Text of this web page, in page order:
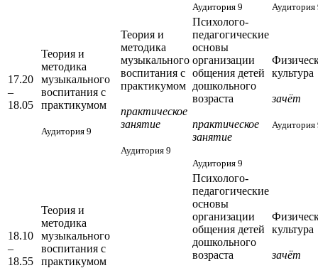
Аудитория 9 Аудитория
17.20
–
18.05
Теория и
методика
музыкального
воспитания с
практикумом
Аудитория 9
Теория и
методика
музыкального
воспитания с
практикумом
практическое
занятие
Аудитория 9
Психолого-
педагогические
основы
организации
общения детей
дошкольного
возраста
практическое
занятие
Аудитория 9
культура
зачёт
Аудитория
18.10
–
18.55
Теория и
методика
музыкального
воспитания с
практикумом
Психолого-
педагогические
основы
организации
общения детей
дошкольного
возраста
культура
зачёт